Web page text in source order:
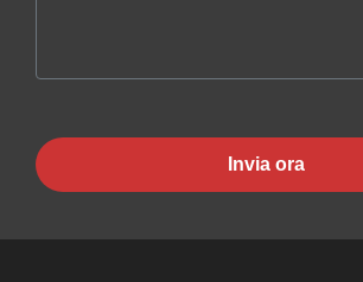
Invia ora